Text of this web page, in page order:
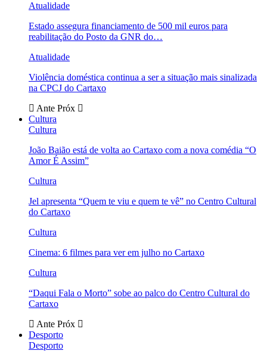
Atualidade
Estado assegura financiamento de 500 mil euros para
reabilitação do Posto da GNR do…
Atualidade
Violência doméstica continua a ser a situação mais sinalizada
na CPCJ do Cartaxo
Ante Próx
Cultura
Cultura
João Baião está de volta ao Cartaxo com a nova comédia “O
Amor É Assim”
Cultura
Jel apresenta “Quem te viu e quem te vê” no Centro Cultural
do Cartaxo
Cultura
Cinema: 6 filmes para ver em julho no Cartaxo
Cultura
“Daqui Fala o Morto” sobe ao palco do Centro Cultural do
Cartaxo
Ante Próx
Desporto
Desporto